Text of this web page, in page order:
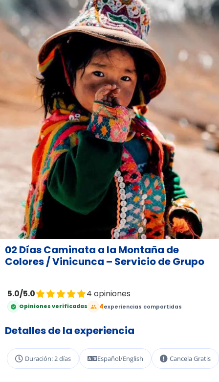
02 Días Caminata a la Montaña de
Colores / Vinicunca – Servicio de Grupo
5.0/5.0 4 opiniones
Opiniones verificadas 4experiencias compartidas
Detalles de la experiencia
Duración: 2 días Español/English Cancela Gratis